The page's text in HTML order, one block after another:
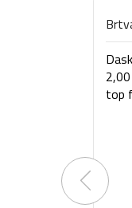
top
Previous